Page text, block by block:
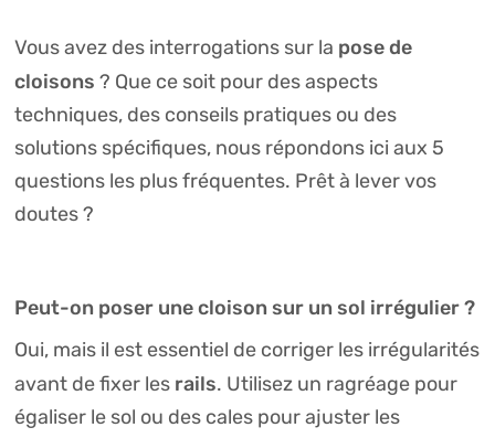
Vous avez des interrogations sur la pose de
cloisons ? Que ce soit pour des aspects
techniques, des conseils pratiques ou des
solutions spécifiques, nous répondons ici aux 5
questions les plus fréquentes. Prêt à lever vos
doutes ?
Peut-on poser une cloison sur un sol irrégulier ?
Oui, mais il est essentiel de corriger les irrégularités
avant de fixer les rails. Utilisez un ragréage pour
égaliser le sol ou des cales pour ajuster les